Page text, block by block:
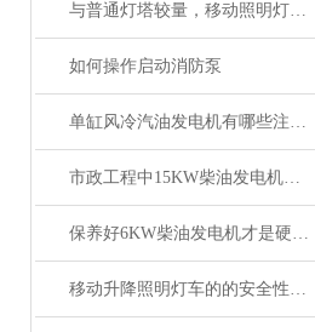
与普通灯塔较量，移动照明灯塔优势大揭秘！
如何操作启动消防泵
单缸风冷汽油发电机有哪些注意事项
市政工程中15KW柴油发电机的重要作用
保养好6KW柴油发电机才是硬道理！
移动升降照明灯车的的安全性能及防护措施介绍